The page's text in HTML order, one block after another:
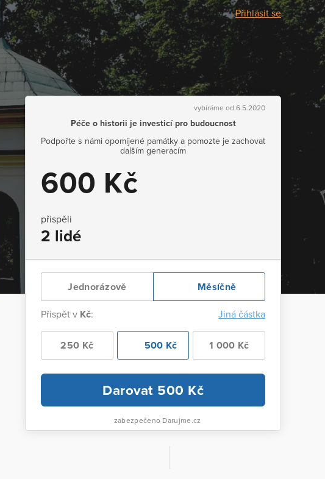
Přihlásit se
vybíráme od 6.5.2020
Péče o historii je investicí pro budoucnost
Podpořte s námi opomíjené památky a pomozte je zachovat
dalším generacím
600 Kč
přispěli
2 lidé
Jednorázově Měsíčně
Přispět v Kč: Jiná částka
250 Kč 500 Kč 1 000 Kč
Darovat 500 Kč
zabezpečeno Darujme.cz